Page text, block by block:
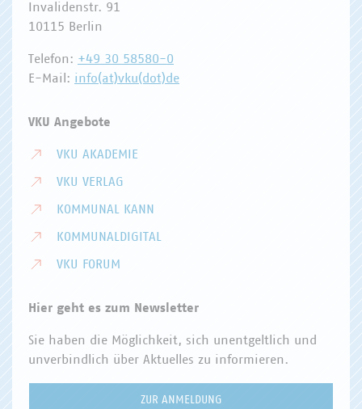
Invalidenstr. 91
10115 Berlin
Telefon: +49 30 58580-0
E-Mail: info(at)vku(dot)de
VKU Angebote
VKU AKADEMIE
VKU VERLAG
KOMMUNAL KANN
KOMMUNALDIGITAL
VKU FORUM
Hier geht es zum Newsletter
Sie haben die Möglichkeit, sich unentgeltlich und
unverbindlich über Aktuelles zu informieren.
ZUR ANMELDUNG